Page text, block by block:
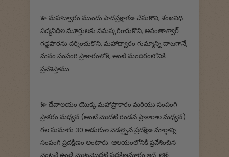
💫 మహాద్వారం ముందు పాదప్రక్షాళణ చేసుకొని, శంఖనిధి-
పద్మనిధిల మూర్తులకు నమస్కరించుకొని, అనంతాళ్వార్
గడ్డపారను దర్శించుకొని, మహాద్వారం గుమ్మాన్ని దాటగానే,
మనం సంపంగి ప్రాకారంలోకి, అంటే మందిరంలోనికి
ప్రవేశిస్తాము.
💫 దేవాలయం యొక్క మహాప్రాకారం మరియు సంపంగి
ప్రాకరం మధ్యన (అంటే మొదటి రెండవ ప్రాకారాల మధ్యన)
గల సుమారు 30 అడుగుల వెడల్పైన ప్రదక్షిణ మార్గాన్ని
సంపంగి ప్రదక్షిణం అంటారు. ఆలయంలోనికి ప్రవేశించిన